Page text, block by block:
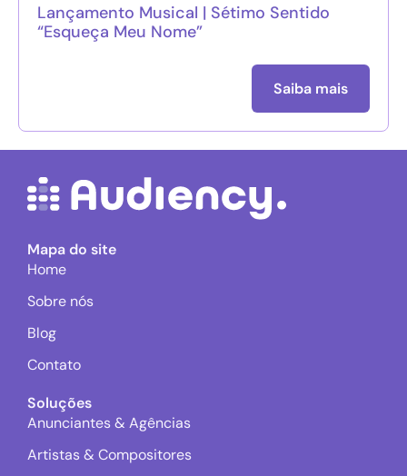
Lançamento Musical | Sétimo Sentido
“Esqueça Meu Nome”
Saiba mais
Mapa do site
Home
Sobre nós
Blog
Contato
Soluções
Anunciantes & Agências
Artistas & Compositores